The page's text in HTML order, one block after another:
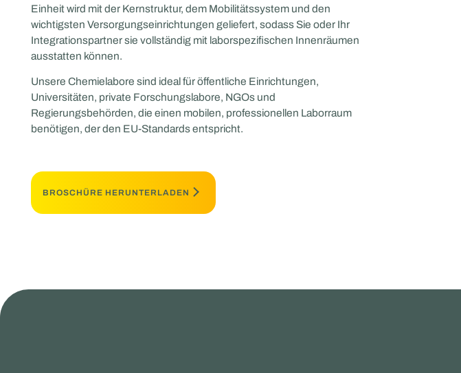
Einheit wird mit der Kernstruktur, dem Mobilitätssystem und den
wichtigsten Versorgungseinrichtungen geliefert, sodass Sie oder Ihr
Integrationspartner sie vollständig mit laborspezifischen Innenräumen
ausstatten können.
Unsere Chemielabore sind ideal für öffentliche Einrichtungen,
Universitäten, private Forschungslabore, NGOs und
Regierungsbehörden, die einen mobilen, professionellen Laborraum
benötigen, der den EU-Standards entspricht.
BROSCHÜRE HERUNTERLADEN